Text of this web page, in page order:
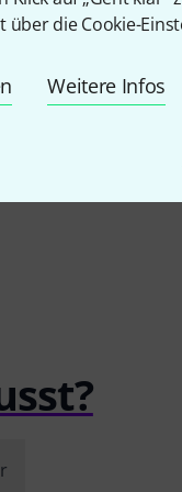
die Cookie-
Weitere Infos
7,30